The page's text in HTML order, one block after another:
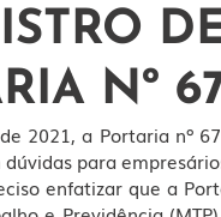
Nº
2021, a Portaria nº
para
enfatizar que a